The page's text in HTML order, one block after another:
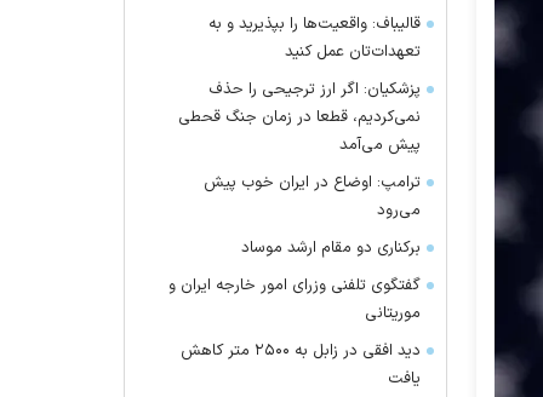
قالیباف: واقعیت‌ها را بپذیرید و به
تعهدات‌تان عمل کنید
پزشکیان: اگر ارز ترجیحی را حذف
نمی‌کردیم، قطعا در زمان جنگ قحطی
پیش می‌آمد
ترامپ: اوضاع در ایران خوب پیش
می‌رود
برکناری دو مقام ارشد موساد
گفتگوی تلفنی وزرای امور خارجه ایران و
موریتانی
دید افقی در زابل به ۲۵۰۰ متر کاهش
یافت